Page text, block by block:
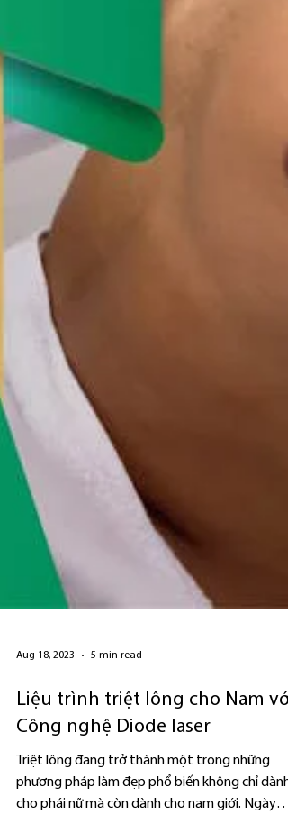
Aug 18, 2023 5 min read
Liệu trình triệt lông cho Nam với
Công nghệ Diode laser
Triệt lông đang trở thành một trong những